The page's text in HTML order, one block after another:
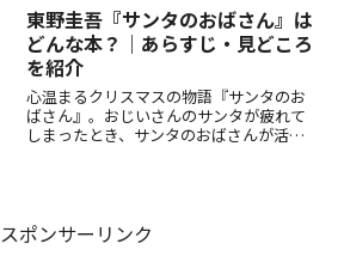
異色の作品集で、出版業界の裏側や作家
の苦悩を痛快に楽しめます。
東野圭吾『サンタのおばさん』は
どんな本？｜あらすじ・見どころ
を紹介
心温まるクリスマスの物語『サンタのお
ばさん』。おじいさんのサンタが疲れて
しまったとき、サンタのおばさんが活躍
者をファンタジーの世界へ誘います。家
族で楽しめる、ほっこりする絵本です。
スポンサーリンク